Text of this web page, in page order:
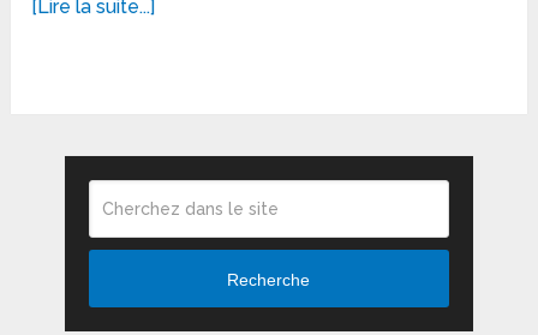
[Lire la suite...]
Recherche